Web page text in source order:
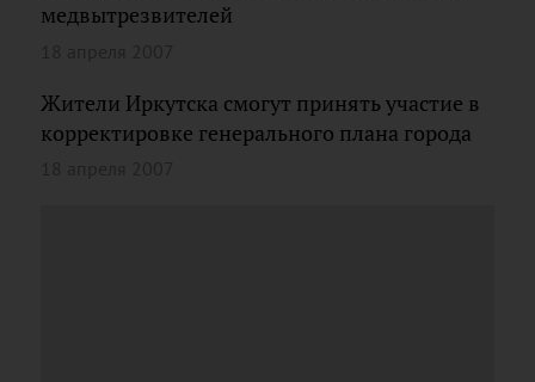
медвытрезвителей
Жители Иркутска смогут принять участие в
корректировке генерального плана города